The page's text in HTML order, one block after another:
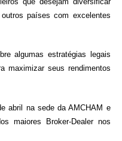
países com excelentes
algumas estratégias legais
maximizar seus rendimentos
abril na sede da AMCHAM e
maiores Broker-Dealer nos